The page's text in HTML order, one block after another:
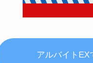
アルバイトEX